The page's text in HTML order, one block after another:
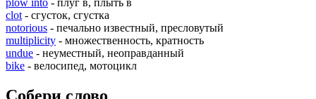
clot - сгусток, сгустка
notorious - печально известный, пресловутый
multiplicity - множественность, кратность
undue - неуместный, неоправданный
bike - велосипед, мотоцикл
Собери слово